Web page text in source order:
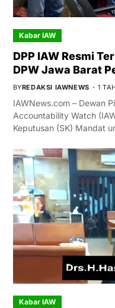
Kabar IAW
DPP IAW Resmi
DPW Jawa Barat
BYREDAKSI IAWNEWS 1
IAWNews.com – Dewan
Accountability Watch
Keputusan (SK) Mandat
Kabar IAW